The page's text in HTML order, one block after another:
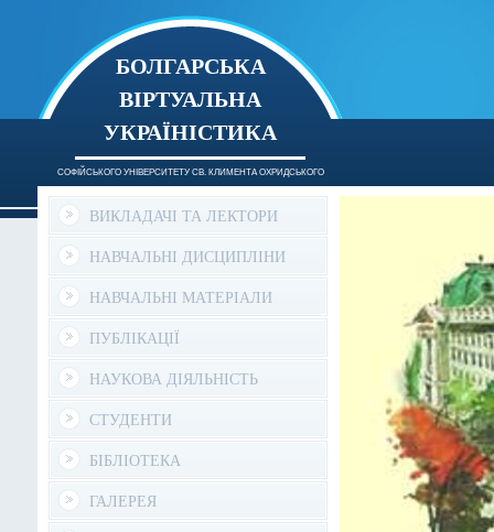
БОЛГАРСЬКА
ВІРТУАЛЬНА
УКРАЇНІСТИКА
СОФІЙСЬКОГО УНІВЕРСИТЕТУ СВ. КЛИМЕНТА ОХРИДСЬКОГО
ВИКЛАДАЧІ ТА ЛЕКТОРИ
НАВЧАЛЬНІ ДИСЦИПЛІНИ
НАВЧАЛЬНІ МАТЕРІАЛИ
ПУБЛІКАЦІЇ
НАУКОВА ДІЯЛЬНІСТЬ
СТУДЕНТИ
БІБЛІОТЕКА
ГАЛЕРЕЯ